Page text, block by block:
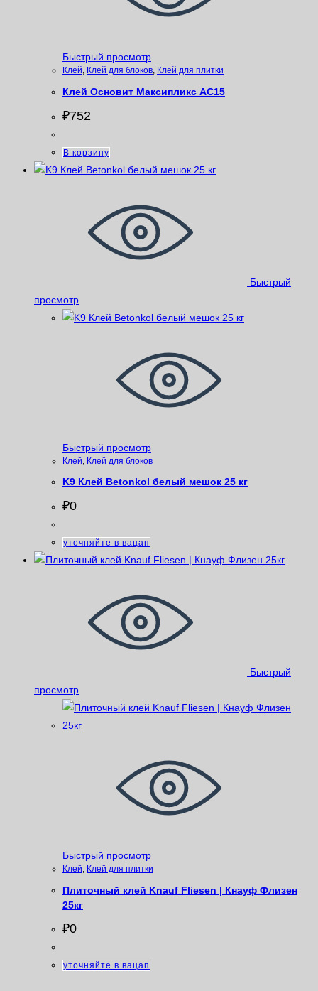
Быстрый просмотр
Клей, Клей для блоков, Клей для плитки
Клей Основит Максипликс АС15
₽752
В корзину
Быстрый
просмотр
Быстрый просмотр
Клей Клей для блоков
K9 Клей Betonkol белый мешок 25 кг
₽0
уточняйте в вацап
Быстрый
просмотр
Быстрый просмотр
Клей, Клей для плитки
Плиточный клей Knauf Fliesen | Кнауф Флизен
25кг
₽0
уточняйте в вацап